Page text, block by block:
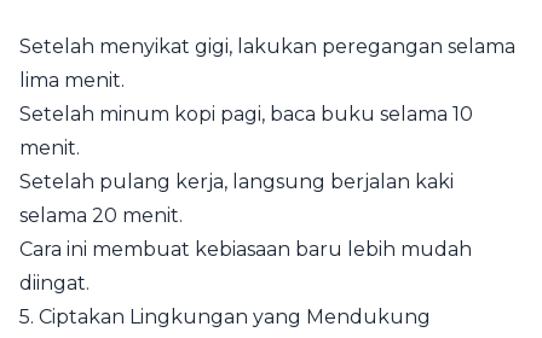
Setelah menyikat gigi, lakukan peregangan selama
lima menit.
Setelah minum kopi pagi, baca buku selama 10
menit.
Setelah pulang kerja, langsung berjalan kaki
selama 20 menit.
Cara ini membuat kebiasaan baru lebih mudah
diingat.
5. Ciptakan Lingkungan yang Mendukung